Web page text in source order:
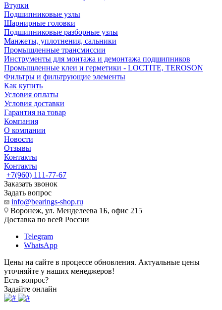
Втулки
Подшипниковые узлы
Шарнирные головки
Подшипниковые разборные узлы
Манжеты, уплотнения, сальники
Промышленные трансмиссии
Инструменты для монтажа и демонтажа подшипников
Промышленные клеи и герметики - LOCTITE, TEROSON
Фильтры и фильтрующие элементы
Как купить
Условия оплаты
Условия доставки
Гарантия на товар
Компания
О компании
Новости
Отзывы
Контакты
Контакты
+7(960) 111-77-67
Заказать звонок
Задать вопрос
info@bearings-shop.ru
Воронеж, ул. Менделеева 1Б, офис 215
Доставка по всей России
Telegram
WhatsApp
Цены на сайте в процессе обновления. Актуальные цены
уточняйте у наших менеджеров!
Есть вопрос?
Задайте онлайн